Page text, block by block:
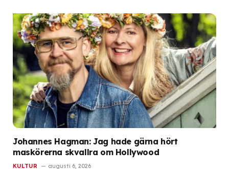
Johannes Hagman: Jag hade gärna hört
maskörerna skvallra om Hollywood
KULTUR augusti 6, 2026